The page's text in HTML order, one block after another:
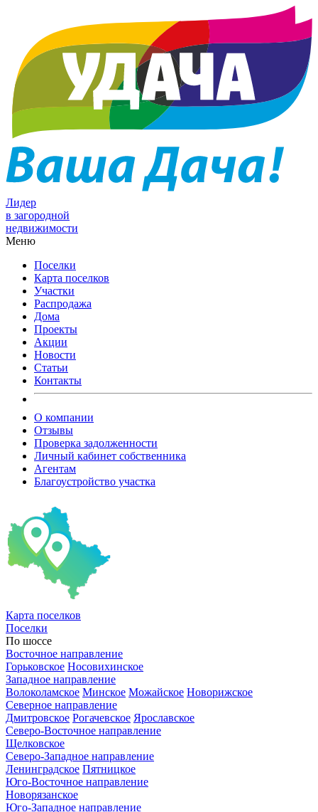
Лидер
в загородной
недвижимости
Меню
Поселки
Карта поселков
Участки
Распродажа
Дома
Проекты
Акции
Новости
Статьи
Контакты
О компании
Отзывы
Проверка задолженности
Личный кабинет собственника
Агентам
Благоустройство участка
Карта поселков
Поселки
По шоссе
Восточное направление
Горьковское Носовихинское
Западное направление
Волоколамское Минское Можайское Новорижское
Северное направление
Дмитровское Рогачевское Ярославское
Северо-Восточное направление
Щелковское
Северо-Западное направление
Ленинградское Пятницкое
Юго-Восточное направление
Новорязанское
Юго-Западное направление